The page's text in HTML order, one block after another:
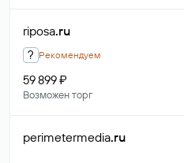
riposa.ru
? Рекомендуем
59 899 ₽
Возможен торг
perimetermedia.ru